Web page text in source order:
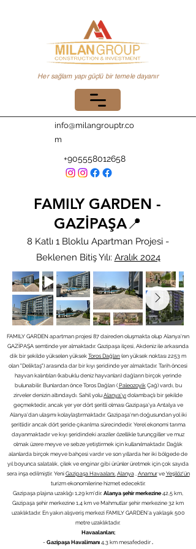
Her sağlam yapı güçlü bir temele dayanır
+905558012658
info@milangrouptr.co
m
FAMILY GARDEN -
GAZİPAŞA📍
8 Katlı 1 Bloklu Apartman Projesi -
Beklenen Bitiş Yılı: Aralık 2024
FAMILY GARDEN apartman projesi 87 daireden oluşmakta olup Alanya'nın
GAZİPAŞA semtinde yer almaktadır. Gazipaşa ilçesi, Akdeniz ile arkasında
dik bir şekilde yükselen yüksek Toros Dağları (en yüksek noktası 2253 m
olan "Deliktaş") arasında dar bir kıyı şeridinde yer almaktadır. Tarih öncesi
hayvan kalıntıları (kabuklu deniz hayvanları) dağların birçok yerinde
bulunabilir. Bunlardan önce Toros Dağları ( PaleozoyikÇağ) vardı, bu
zirveler denizin altındaydı. Sahil yolu Alanya'yı dolambaçlı bir şekilde
geçmektedir, ancak yer yer dört şeritli olması Gazipaşa'ya Antalya ve
Alanya'dan ulaşımı kolaylaştırmaktadır. Gazipaşa'nın doğusundan yol iki
şeritlidir ancak dört şeride çıkarılma sürecindedir. Yerel ekonomi tarıma
dayanmaktadır ve kıyı şeridindeki araziler özellikle turunçgiller ve muz
olmak üzere meyve ve sebze yetiştirmek için kullanılmaktadır. Dağlık
alanlarda birçok meyve bahçesi vardır ve son yıllarda her iki bölgede de
yıl boyunca salatalık, çilek ve enginar gibi ürünler üretmek için çok sayıda
sera inşa edilmiştir. Yeni Gazipaşa Havaalanı, Alanya, Anamurve Yeşilöz'ün
turizm ekonomilerine hizmet edecektir.
Gazipaşa plajına uzaklığı 1,29 km'dir. Alanya şehir merkezine42,5 km,
Gazipaşa şehir merkezine 1,4 km ve Mahmutlar şehir merkezine 32 km
uzaklıktadır. En yakın alışveriş merkezi FAMILY GARDEN'a yaklaşık 500
metre uzaklıktadır.
Havaalanları;
- Gazipaşa Havalimanı 4,3 km mesafededir .